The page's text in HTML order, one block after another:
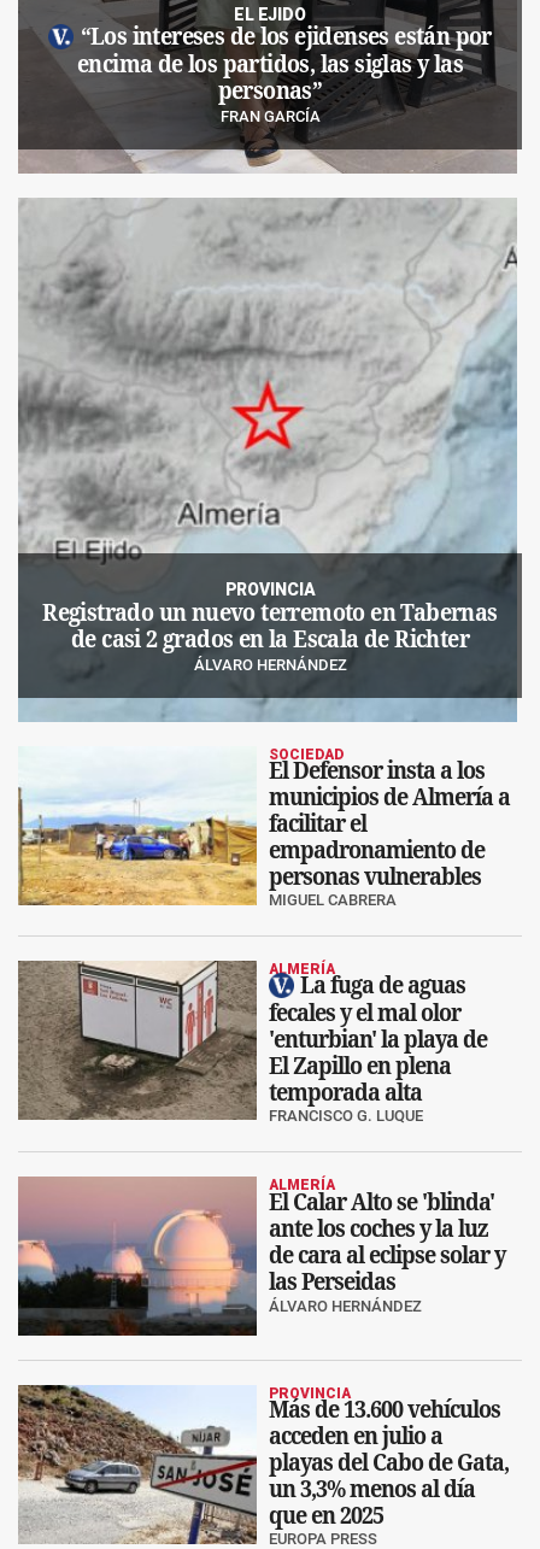
EL EJIDO
“Los intereses de los ejidenses están por
encima de los partidos, las siglas y las
personas”
FRAN GARCÍA
PROVINCIA
Registrado un nuevo terremoto en Tabernas
de casi 2 grados en la Escala de Richter
ÁLVARO HERNÁNDEZ
SOCIEDAD
El Defensor insta a los
municipios de Almería a
facilitar el
empadronamiento de
personas vulnerables
MIGUEL CABRERA
ALMERÍA
La fuga de aguas
fecales y el mal olor
'enturbian' la playa de
El Zapillo en plena
temporada alta
FRANCISCO G. LUQUE
ALMERÍA
El Calar Alto se 'blinda'
ante los coches y la luz
de cara al eclipse solar y
las Perseidas
ÁLVARO HERNÁNDEZ
PROVINCIA
Más de 13.600 vehículos
acceden en julio a
playas del Cabo de Gata,
un 3,3% menos al día
que en 2025
EUROPA PRESS